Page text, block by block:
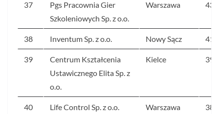
37
Pgs Pracownia Gier
Szkoleniowych Sp. z o.o.
Warszawa 431
38 Inventum Sp. z o.o. Nowy Sącz 416
39
Centrum Kształcenia
Ustawicznego Elita Sp. z
o.o.
Kielce 395
40 Life Control Sp. z o.o. Warszawa 387